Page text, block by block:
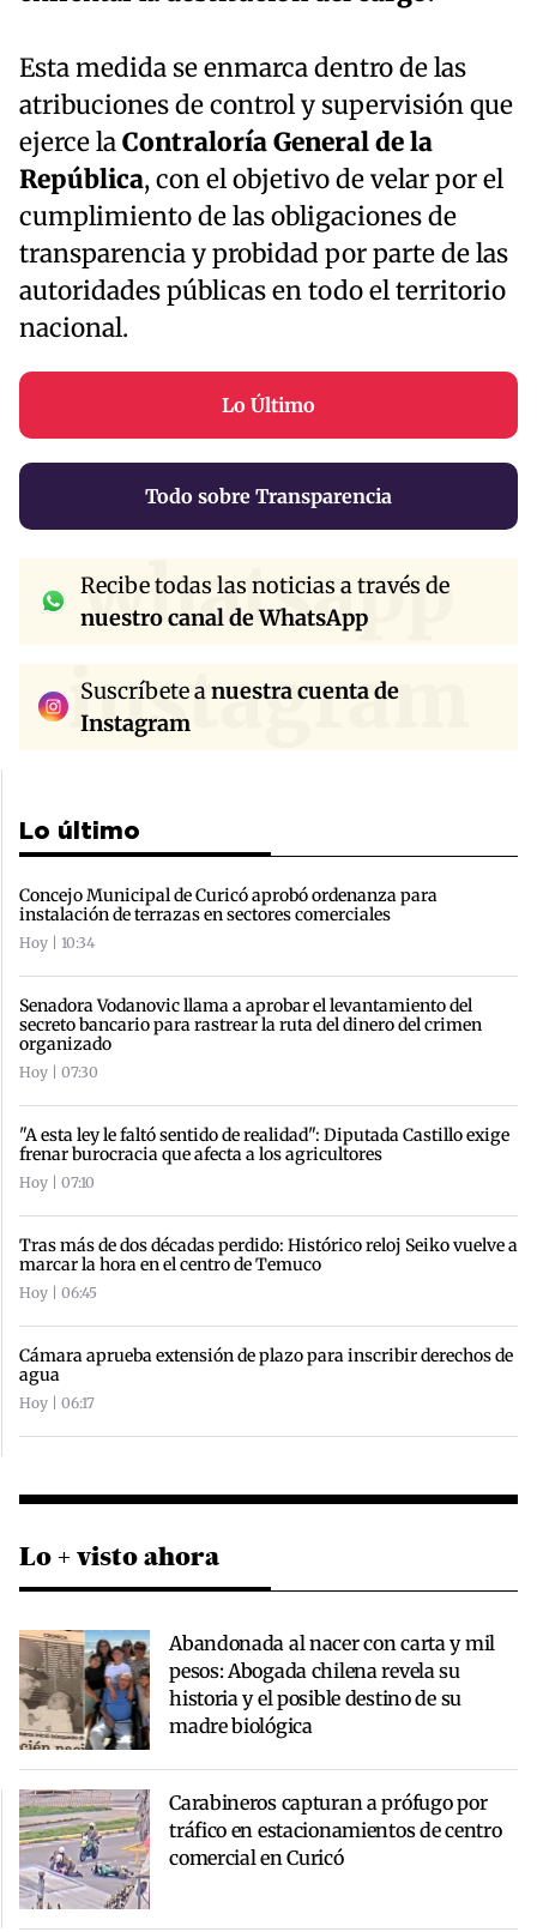
Esta medida se enmarca dentro de las
atribuciones de control y supervisión que
ejerce laContraloría General de la
República, con el objetivo de velar por el
cumplimiento de las obligaciones de
transparencia y probidad por parte de las
autoridades públicas en todo el territorio
nacional.
Lo Último
Todo sobre Transparencia
whatsapp
Recibe todas las noticias a través de
nuestro canal de WhatsApp
instagram
Suscríbete anuestra cuenta de
Instagram
Lo último
Concejo Municipal de Curicó aprobó ordenanza para
instalación de terrazas en sectores comerciales
Hoy | 10:34
Senadora Vodanovic llama a aprobar el levantamiento del
secreto bancario para rastrear la ruta del dinero del crimen
organizado
Hoy | 07:30
"A esta ley le faltó sentido de realidad": Diputada Castillo exige
frenar burocracia que afecta a los agricultores
Hoy | 07:10
Tras más de dos décadas perdido: Histórico reloj Seiko vuelve a
marcar la hora en el centro de Temuco
Hoy | 06:45
Cámara aprueba extensión de plazo para inscribir derechos de
agua
Hoy | 06:17
Lo + visto ahora
Abandonada al nacer con carta y mil
pesos: Abogada chilena revela su
historia y el posible destino de su
madre biológica
Carabineros capturan a prófugo por
tráfico en estacionamientos de centro
comercial en Curicó